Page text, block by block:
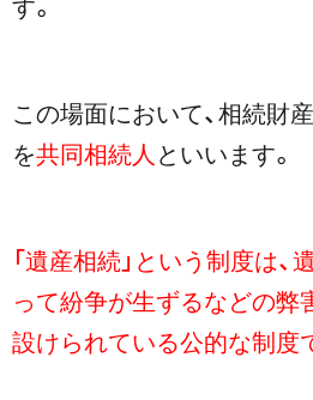
この場面において、相続財
を共同相続人 といいます。
「遺産相続」という制度は
って紛争が生ずるなどの弊
設けられている公的な制度